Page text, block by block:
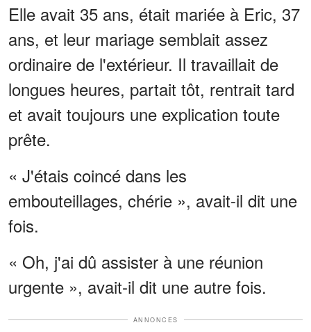
Elle avait 35 ans, était mariée à Eric, 37
ans, et leur mariage semblait assez
ordinaire de l'extérieur. Il travaillait de
longues heures, partait tôt, rentrait tard
et avait toujours une explication toute
prête.
« J'étais coincé dans les
embouteillages, chérie », avait-il dit une
fois.
« Oh, j'ai dû assister à une réunion
urgente », avait-il dit une autre fois.
ANNONCES